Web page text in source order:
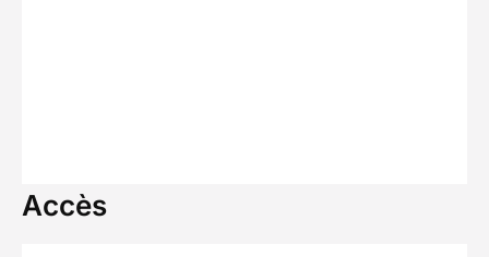
Accès